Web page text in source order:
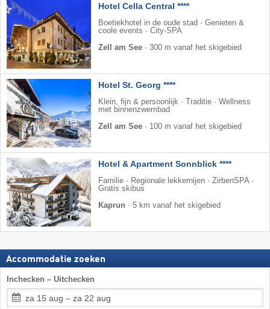
Hotel Cella Central ****
Boetiekhotel in de oude stad · Genieten &
coole events · City-SPA
Zell am See · 300 m vanaf het skigebied
Hotel St. Georg ****
Klein, fijn & persoonlijk · Traditie · Wellness
met binnenzwembad
Zell am See · 100 m vanaf het skigebied
Hotel & Apartment Sonnblick ****
Familie · Regionale lekkernijen · ZirbenSPA ·
Gratis skibus
Kaprun · 5 km vanaf het skigebied
Accommodatie zoeken
Inchecken – Uitchecken
za 15 aug – za 22 aug